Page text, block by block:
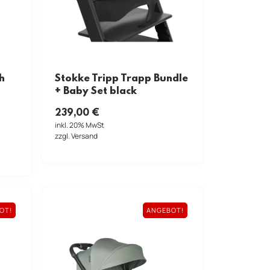
Stokke Tripp Trapp Bundle
+ Baby Set black
239,00 €
inkl. 20% MwSt
zzgl. Versand
ANGEBOT!